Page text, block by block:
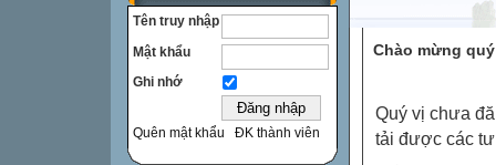
Tên truy nhập
Mật khẩu
Ghi nhớ
Quên mật khẩu ĐK thành viên
Chào mừng
Quý vị chưa
tải được các